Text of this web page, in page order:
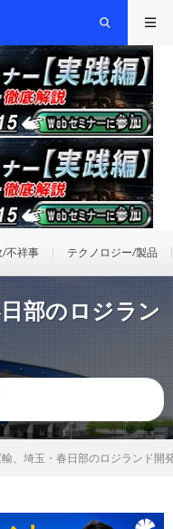
/不祥事 テクノロジー/製品
部のロジラン
輸、埼玉・春日部のロジランド開